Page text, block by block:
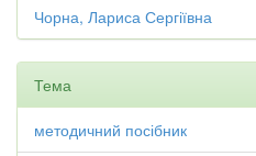
Чорна, Лариса Сергіївна
Тема
методичний посібник